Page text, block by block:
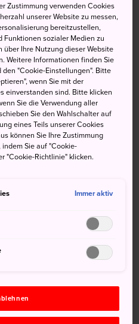
ein hübscher
im Süden
und Freizeitläufer
eine ausgedehnte Runde
sich Sportbegeisterte auf
mehreren Stadien für
finden mehrere
einen geruhsamen
See bewundern.
Zustimmung verwenden Cookies
unserer Website zu messen,
bereitzustellen,
Funktionen sozialer Medien zu
über Ihre Nutzung dieser Website
Weitere Informationen finden Sie
"Cookie-Einstellungen". Bitte
wenn Sie mit der
einverstanden sind. Bitte klicken
Sie die Verwendung aller
Sie den Wahlschalter auf
eines Teils unserer Cookies
können Sie Ihre Zustimmung
Sie auf "Cookie-
"Cookie-Richtlinie" klicken.
Immer aktiv